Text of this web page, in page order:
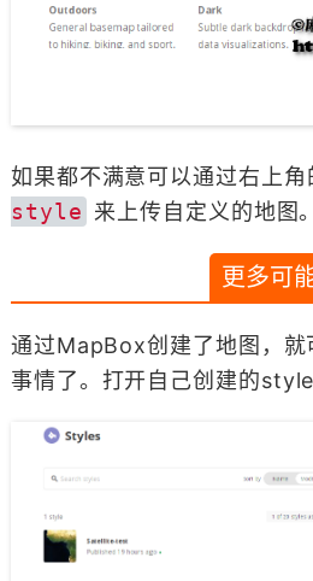
如果都不满意可以通过右上角
style 来上传自定义的地图。
更多可
通过MapBox创建了地图，就
事情了。打开自己创建的style